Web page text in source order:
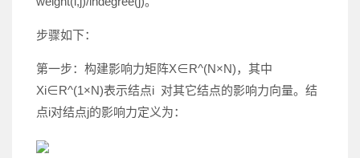
步骤如下：
第一步：构建影响力矩阵X∈R^(N×N)，其中
Xi∈R^(1×N)表示结点i 对其它结点的影响力向量。结
点i对结点j的影响力定义为：